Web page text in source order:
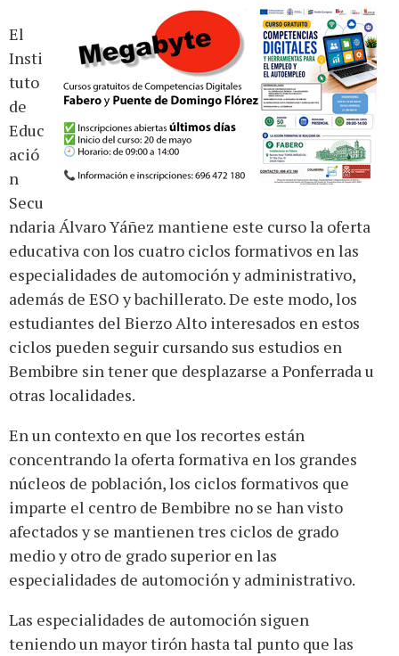
El
Insti
tuto
de
Educ
ació
n
Secu
ndaria Álvaro Yáñez mantiene este curso la oferta
educativa con los cuatro ciclos formativos en las
especialidades de automoción y administrativo,
además de ESO y bachillerato. De este modo, los
estudiantes del Bierzo Alto interesados en estos
ciclos pueden seguir cursando sus estudios en
Bembibre sin tener que desplazarse a Ponferrada u
otras localidades.
En un contexto en que los recortes están
concentrando la oferta formativa en los grandes
núcleos de población, los ciclos formativos que
imparte el centro de Bembibre no se han visto
afectados y se mantienen tres ciclos de grado
medio y otro de grado superior en las
especialidades de automoción y administrativo.
Las especialidades de automoción siguen
teniendo un mayor tirón hasta tal punto que las